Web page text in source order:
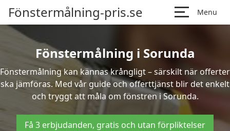
Fönstermålning-pris.se Menu
Fönstermålning i Sorunda
Fönstermålning kan kännas krångligt – särskilt när offerter
ska jämföras. Med vår guide och offerttjänst blir det enkelt
och tryggt att måla om fönstren i Sorunda.
Få 3 erbjudanden, gratis och utan förpliktelser